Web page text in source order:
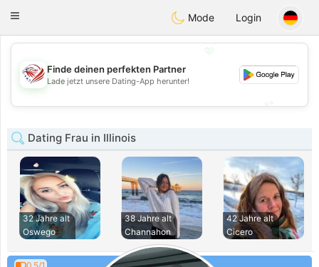
Dating
Toggle
Mode Login
💖
💕
Finde deinen perfekten Partner
Lade jetzt unsere Dating-App herunter!
Dating Frau in Illinois
32 Jahre alt
Oswego
38 Jahre alt
Channahon
42 Jahre alt
Cicero